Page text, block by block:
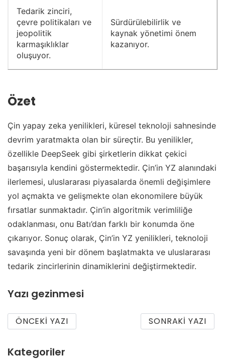
Tedarik zinciri,
çevre politikaları ve
jeopolitik
karmaşıklıklar
oluşuyor.
Sürdürülebilirlik ve
kaynak yönetimi önem
kazanıyor.
Özet
Çin yapay zeka yenilikleri, küresel teknoloji sahnesinde
devrim yaratmakta olan bir süreçtir. Bu yenilikler,
özellikle DeepSeek gibi şirketlerin dikkat çekici
başarısıyla kendini göstermektedir. Çin’in YZ alanındaki
ilerlemesi, uluslararası piyasalarda önemli değişimlere
yol açmakta ve gelişmekte olan ekonomilere büyük
fırsatlar sunmaktadır. Çin’in algoritmik verimliliğe
odaklanması, onu Batı’dan farklı bir konumda öne
çıkarıyor. Sonuç olarak, Çin’in YZ yenilikleri, teknoloji
savaşında yeni bir dönem başlatmakta ve uluslararası
tedarik zincirlerinin dinamiklerini değiştirmektedir.
Yazı gezinmesi
ÖNCEKI YAZI SONRAKI YAZI
Kategoriler